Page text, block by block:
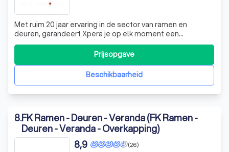
Met ruim 20 jaar ervaring in de sector van ramen en
deuren, garandeert Xpera je op elk moment een
professioneel en persoonlijk contact. Als expert in ramen
en deuren, kiezen we alleen voor de beste kwaliteit.
Daarom werken we met 100% Belgische ramen en deuren.
Bovendien is Xpera ook jouw expert op
Beschikbaarheid
Prijsopgave
8.FK Ramen - Deuren - Veranda (FK Ramen -
Deuren - Veranda - Overkapping)
(26)
8,9